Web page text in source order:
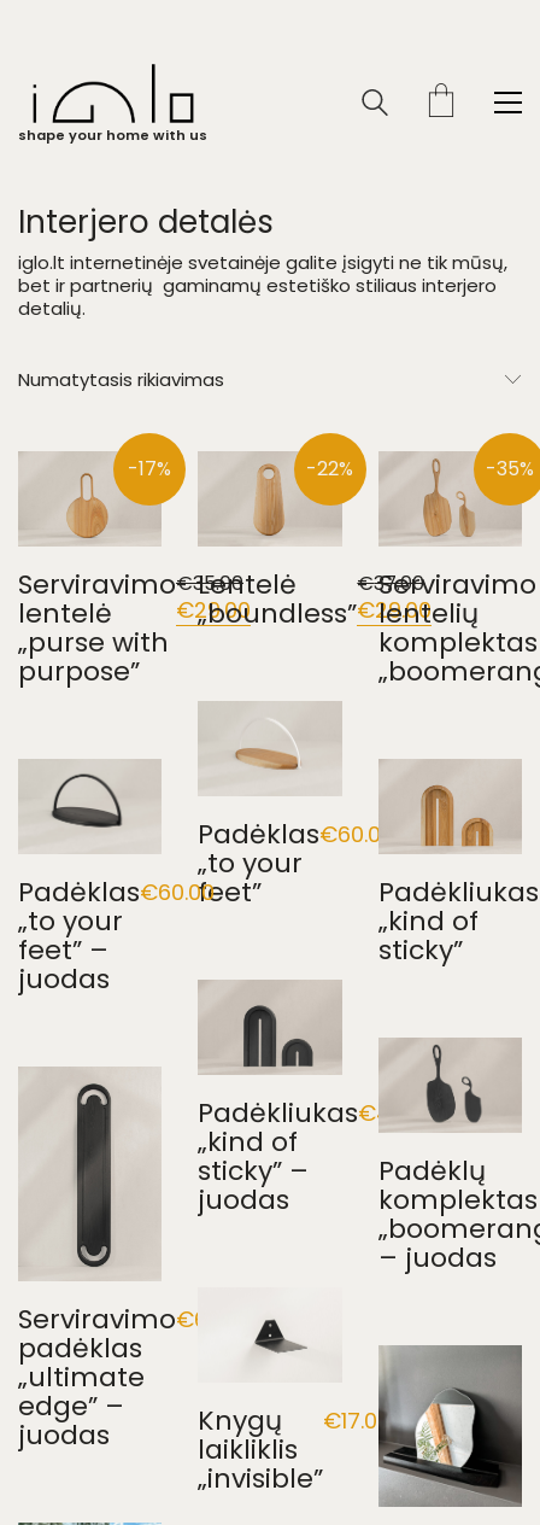
shape your home with us
Interjero detalės
iglo.lt internetinėje svetainėje galite įsigyti ne tik mūsų,
bet ir partnerių gaminamų estetiško stiliaus interjero
detalių.
Numatytasis rikiavimas
-17%
Serviravimo
lentelė
„purse with
purpose”
€35.00
Original
price
€29.00 Current
price
-22%
Lentelė
„boundless”
€37.00
Original
price
was:
€37.00.
€29.00Current
price
is:
€29.00.
-35%
Serviravimo
lentelių
komplektas
Padėklas
„to your
feet”
€60.00
Padėklas
„to your
feet” –
juodas
€60.00 Padėkliukas
„kind of
sticky”
Padėkliukas
„kind of
sticky” –
juodas
€45.00
Padėklų
komplektas
– juodas
Serviravimo
padėklas
„ultimate
edge” –
juodas
€60.00
Knygų
laikliklis
„invisible”
€17.00